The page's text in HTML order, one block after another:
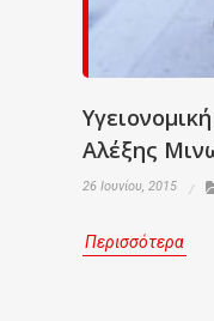
Αλέξης
26 Ιουνίου, 2015
Περισσότερα